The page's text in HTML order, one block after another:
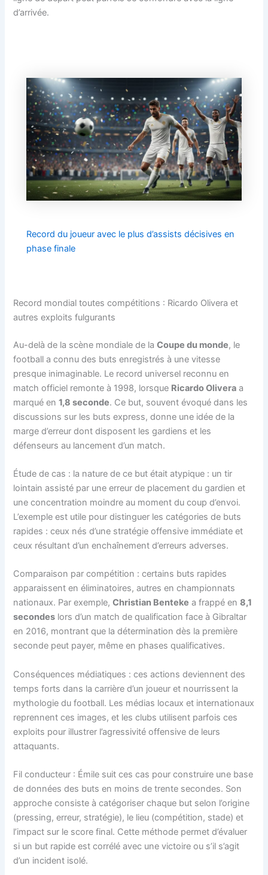
d’arrivée.
Record du joueur avec le plus d’assists décisives en
phase finale
Record mondial toutes compétitions : Ricardo Olivera et
autres exploits fulgurants
Au-delà de la scène mondiale de laCoupe du monde, le
football a connu des buts enregistrés à une vitesse
presque inimaginable. Le record universel reconnu en
match officiel remonte à 1998, lorsque Ricardo Olivera a
marqué en1,8 seconde. Ce but, souvent évoqué dans les
discussions sur les buts express, donne une idée de la
marge d’erreur dont disposent les gardiens et les
défenseurs au lancement d’un match.
Étude de cas : la nature de ce but était atypique : un tir
lointain assisté par une erreur de placement du gardien et
une concentration moindre au moment du coup d’envoi.
L’exemple est utile pour distinguer les catégories de buts
rapides : ceux nés d’une stratégie offensive immédiate et
ceux résultant d’un enchaînement d’erreurs adverses.
Comparaison par compétition : certains buts rapides
apparaissent en éliminatoires, autres en championnats
nationaux. Par exemple,Christian Benteke a frappé en8,1
secondes lors d’un match de qualification face à Gibraltar
en 2016, montrant que la détermination dès la première
seconde peut payer, même en phases qualificatives.
Conséquences médiatiques : ces actions deviennent des
temps forts dans la carrière d’un joueur et nourrissent la
mythologie du football. Les médias locaux et internationaux
reprennent ces images, et les clubs utilisent parfois ces
exploits pour illustrer l’agressivité offensive de leurs
attaquants.
Fil conducteur : Émile suit ces cas pour construire une base
de données des buts en moins de trente secondes. Son
approche consiste à catégoriser chaque but selon l’origine
(pressing, erreur, stratégie), le lieu (compétition, stade) et
l’impact sur le score final. Cette méthode permet d’évaluer
si un but rapide est corrélé avec une victoire ou s’il s’agit
d’un incident isolé.